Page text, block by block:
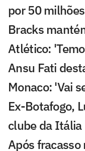
por 50
Bracks
Atlético:
Ansu Fati
Monaco: 'Vai
Ex-Botafogo,
clube da Itália
Após fracasso